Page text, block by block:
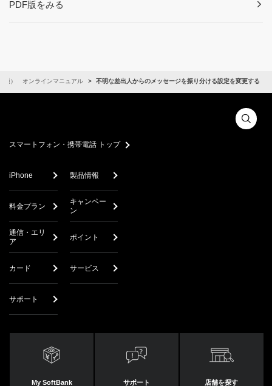
PDF版をみる
通） オンラインマニュアル 不明な差出人からのメッセージを振り分ける設定を変更する
スマートフォン・携帯電話 トップ
iPhone 製品情報
料金プラン
キャンペー
ン
通信・エリ
ア
ポイント
カード サービス
サポート
My SoftBank サポート 店舗を探す